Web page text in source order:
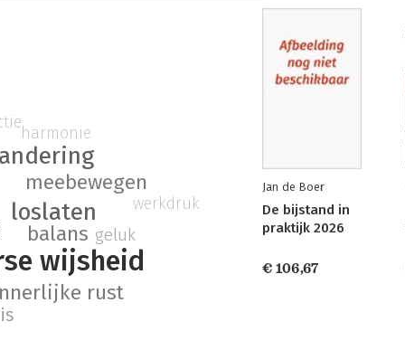
wijsheid
loslaten
meebewegen
rust
balans geluk
harmonie
werkdruk
Jan de Boer
De bijstand in
praktijk 2026
€ 106,67